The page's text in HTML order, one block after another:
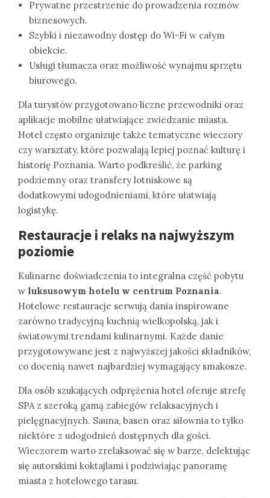
Prywatne przestrzenie do prowadzenia rozmów
biznesowych.
Szybki i niezawodny dostęp do Wi-Fi w całym
obiekcie.
Usługi tłumacza oraz możliwość wynajmu sprzętu
biurowego.
Dla turystów przygotowano liczne przewodniki oraz
aplikacje mobilne ułatwiające zwiedzanie miasta.
Hotel często organizuje także tematyczne wieczory
czy warsztaty, które pozwalają lepiej poznać kulturę i
historię Poznania. Warto podkreślić, że parking
podziemny oraz transfery lotniskowe są
dodatkowymi udogodnieniami, które ułatwiają
logistykę.
Restauracje i relaks na najwyższym
poziomie
Kulinarne doświadczenia to integralna część pobytu
w luksusowym hotelu w centrum Poznania.
Hotelowe restauracje serwują dania inspirowane
zarówno tradycyjną kuchnią wielkopolską, jak i
światowymi trendami kulinarnymi. Każde danie
przygotowywane jest z najwyższej jakości składników,
co docenią nawet najbardziej wymagający smakosze.
Dla osób szukających odprężenia hotel oferuje strefę
SPA z szeroką gamą zabiegów relaksacyjnych i
pielęgnacyjnych. Sauna, basen oraz siłownia to tylko
niektóre z udogodnień dostępnych dla gości.
Wieczorem warto zrelaksować się w barze, delektując
się autorskimi koktajlami i podziwiając panoramę
miasta z hotelowego tarasu.